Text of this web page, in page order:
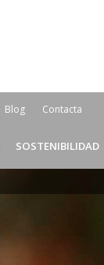
Blog Contacta
SOSTENIBILIDAD